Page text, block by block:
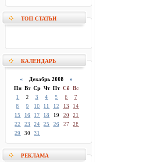
ТОП СТАТЬИ
КАЛЕНДАРЬ
« Декабрь 2008 »
Пн Вт Ср Чт Пт Сб Вс
1
2 3 4 5 6
7
8
9 10 11 12 13
14
15
16 17 18 19 20
21
22
23 24 25 26 27
28
29
30 31
РЕКЛАМА